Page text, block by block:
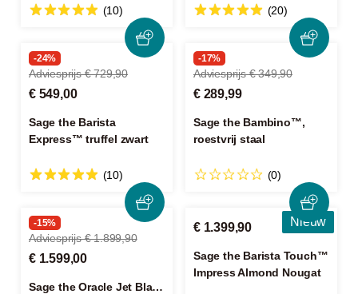
(10) (20)
-24%
Adviesprijs € 729,90
€ 549,00
Sage the Barista
Express™ truffel zwart
(10)
-17%
Adviesprijs € 349,90
€ 289,99
Sage the Bambino™,
roestvrij staal
(0)
-15%
Adviesprijs € 1.899,90
€ 1.599,00
Sage the Oracle Jet Black
Nieuw
€ 1.399,90
Sage the Barista Touch™
Impress Almond Nougat